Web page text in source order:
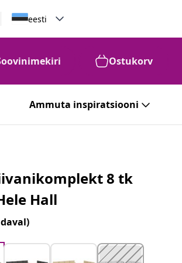
eesti
Ostukorv
Ammuta inspiratsiooni
8 tk
Hall